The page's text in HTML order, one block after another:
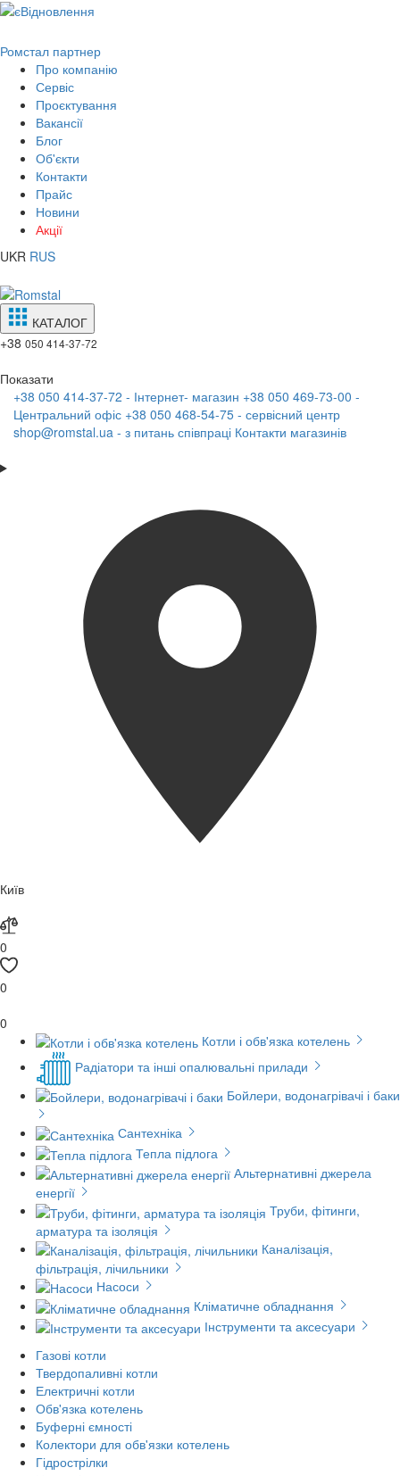
Ромстал партнер
Про компанію
Сервіс
Проєктування
Вакансії
Блог
Об'єкти
Контакти
Прайс
Новини
Акції
UKR RUS
КАТАЛОГ
+38 050 414-37-72
Показати
+38 050 414-37-72 - Інтернет- магазин +38 050 469-73-00 -
Центральний офіс +38 050 468-54-75 - сервісний центр
shop@romstal.ua - з питань співпраці Контакти магазинів
Київ
0
0
0
Котли і обв'язка котелень
Радіатори та інші опалювальні прилади
Бойлери, водонагрівачі і баки
Сантехніка
Тепла підлога
Альтернативні джерела
енергії
Труби, фітинги,
арматура та ізоляція
Каналізація,
фільтрація, лічильники
Насоси
Кліматичне обладнання
Інструменти та аксесуари
Газові котли
Твердопаливні котли
Електричні котли
Обв'язка котелень
Буферні ємності
Колектори для обв'язки котелень
Гідрострілки